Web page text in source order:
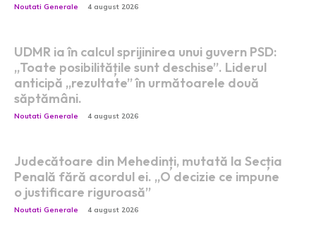
Noutati Generale 4 august 2026
UDMR ia în calcul sprijinirea unui guvern PSD:
„Toate posibilitățile sunt deschise”. Liderul
anticipă „rezultate” în următoarele două
săptămâni.
Noutati Generale 4 august 2026
Judecătoare din Mehedinți, mutată la Secția
Penală fără acordul ei. „O decizie ce impune
o justificare riguroasă”
Noutati Generale 4 august 2026